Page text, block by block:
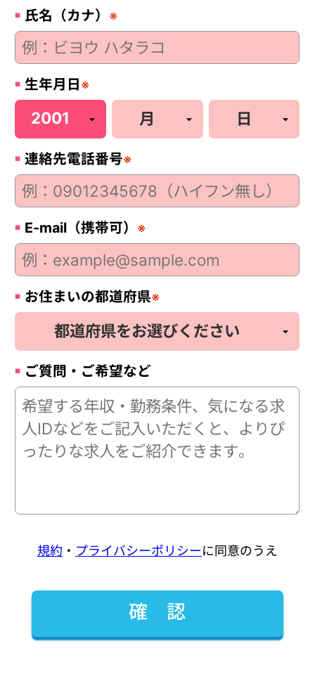
氏名（カナ） ※
生年月日※
連絡先電話番号※
E-mail（携帯可） ※
お住まいの都道府県※
ご質問・ご希望など
規約 ・ プライバシーポリシーに同意のうえ